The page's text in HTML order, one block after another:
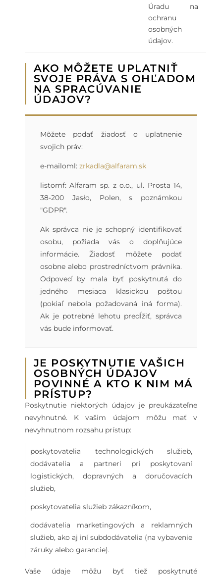
Úradu na
ochranu
osobných
údajov.
AKO MÔŽETE UPLATNIŤ
SVOJE PRÁVA S OHĽADOM
NA SPRACÚVANIE
ÚDAJOV?
Môžete podať žiadosť o uplatnenie
svojich práv:
e-mailoml: zrkadla@alfaram.sk
listomf: Alfaram sp. z o.o., ul. Prosta 14,
38-200 Jasło, Polen, s poznámkou
"GDPR".
Ak správca nie je schopný identifikovať
osobu, požiada vás o doplňujúce
informácie. Žiadosť môžete podať
osobne alebo prostredníctvom právnika.
Odpoveď by mala byť poskytnutá do
jedného mesiaca klasickou poštou
(pokiaľ nebola požadovaná iná forma).
Ak je potrebné lehotu predĺžiť, správca
vás bude informovať.
JE POSKYTNUTIE VAŠICH
OSOBNÝCH ÚDAJOV
POVINNÉ A KTO K NIM MÁ
PRÍSTUP?
Poskytnutie niektorých údajov je preukázateľne
nevyhnutné. K vašim údajom môžu mať v
nevyhnutnom rozsahu prístup:
poskytovatelia technologických služieb,
dodávatelia a partneri pri poskytovaní
logistických, dopravných a doručovacích
služieb,
poskytovatelia služieb zákazníkom,
dodávatelia marketingových a reklamných
služieb, ako aj iní subdodávatelia (na vybavenie
záruky alebo garancie).
Vaše údaje môžu byť tiež poskytnuté